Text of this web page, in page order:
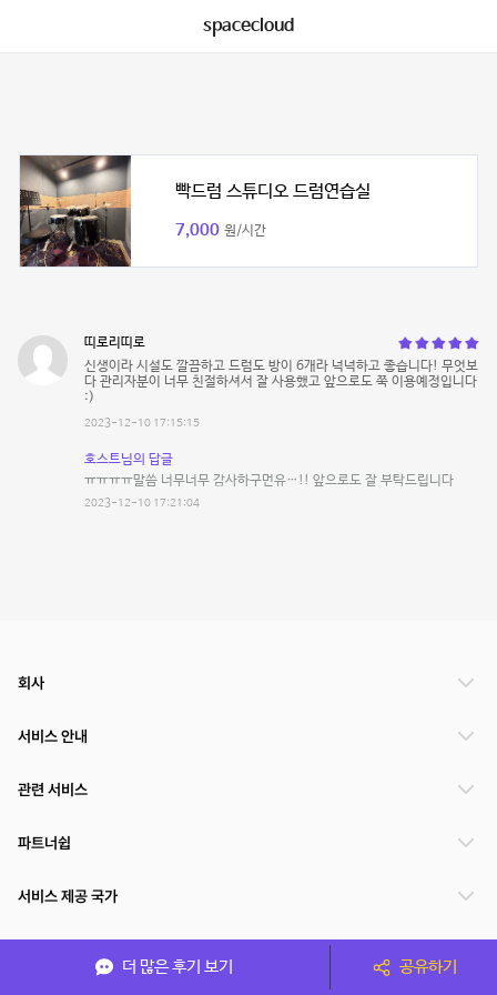
spacecloud
빡드럼 스튜디오 드럼연습실
7,000 원/시간
띠로리띠로
신생이라 시설도 깔끔하고 드럼도 방이 6개라 넉넉하고 좋습니다! 무엇보
다 관리자분이 너무 친절하셔서 잘 사용했고 앞으로도 쭉 이용예정입니다
:)
2023-12-10 17:15:15
호스트님의 답글
ㅠㅠㅠㅠ말씀 너무너무 감사하구먼유…!! 앞으로도 잘 부탁드립니다
2023-12-10 17:21:04
더 많은 후기 보기 공유하기
회사
서비스 안내
관련 서비스
파트너쉽
서비스 제공 국가
(주)NSPACE 사업자정보